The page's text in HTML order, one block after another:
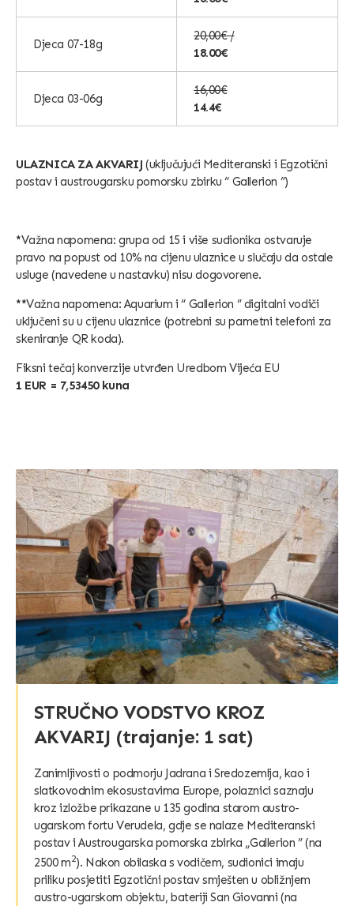
Djeca 07-18g
20,00€ /
18.00€
Djeca 03-06g
16,00€
14.4€
ULAZNICA ZA AKVARIJ (uključujući Mediteranski i Egzotični
postav i austrougarsku pomorsku zbirku “ Gallerion ”)
*Važna napomena: grupa od 15 i više sudionika ostvaruje
pravo na popust od 10% na cijenu ulaznice u slučaju da ostale
usluge (navedene u nastavku) nisu dogovorene.
**Važna napomena: Aquarium i “ Gallerion ” digitalni vodiči
uključeni su u cijenu ulaznice (potrebni su pametni telefoni za
skeniranje QR koda).
Fiksni tečaj konverzije utvrđen Uredbom Vijeća EU
1 EUR = 7,53450 kuna
STRUČNO VODSTVO KROZ
AKVARIJ (trajanje: 1 sat)
Zanimljivosti o podmorju Jadrana i Sredozemlja, kao i
slatkovodnim ekosustavima Europe, polaznici saznaju
kroz izložbe prikazane u 135 godina starom austro-
ugarskom fortu Verudela, gdje se nalaze Mediteranski
postav i Austrougarska pomorska zbirka „Gallerion ” (na
2500 m2). Nakon obilaska s vodičem, sudionici imaju
priliku posjetiti Egzotični postav smješten u obližnjem
austro-ugarskom objektu, bateriji San Giovanni (na